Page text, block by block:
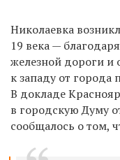
Николаевка
19 века — благодаря
железной дороги
к западу от города
В докладе
в городскую Думу
сообщалось о том,